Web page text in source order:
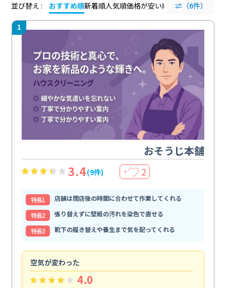
並び替え :
おすすめ順新着順人気順価格が安い順 評価が高い順
（6件）
1
おそうじ本舗
3.4(9件) ＋ 2
特⻑1
店舗は閉店後の時間に合わせて作業してくれる
特⻑2
張り替えずに壁紙の汚れを染色で直せる
特⻑3
靴下の履き替えや養生まで気を配ってくれる
空気が変わった
4.0